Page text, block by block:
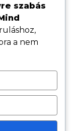
szabás
a nem